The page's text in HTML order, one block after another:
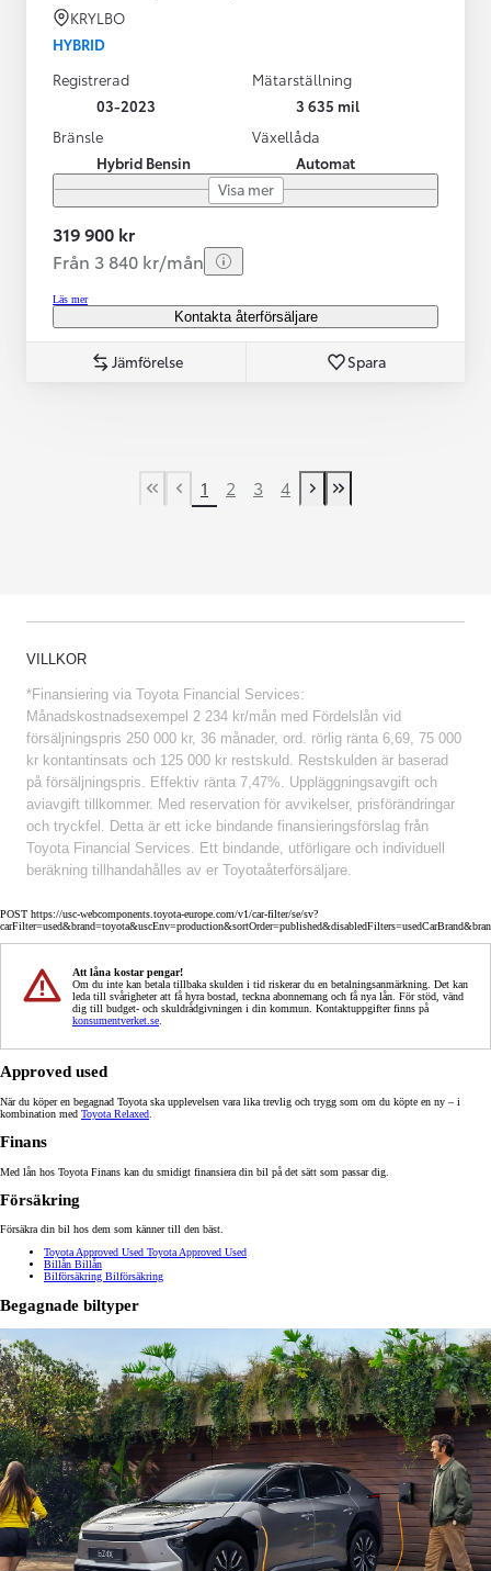
KRYLBO
HYBRID
Registrerad
03-2023
Mätarställning
3 635 mil
Bränsle
Hybrid Bensin
Växellåda
Automat
Visa mer
319 900 kr
Från 3 840 kr/mån
Läs mer
Kontakta återförsäljare
Jämförelse Spara
First Page
Previous page
1 2 3 4
Next page
Last Page
VILLKOR
*Finansiering via Toyota Financial Services:
Månadskostnadsexempel 2 234 kr/mån med Fördelslån vid
försäljningspris 250 000 kr, 36 månader, ord. rörlig ränta 6,69, 75 000
kr kontantinsats och 125 000 kr restskuld. Restskulden är baserad
på försäljningspris. Effektiv ränta 7,47%. Uppläggningsavgift och
aviavgift tillkommer. Med reservation för avvikelser, prisförändringar
och tryckfel. Detta är ett icke bindande finansieringsförslag från
Toyota Financial Services. Ett bindande, utförligare och individuell
beräkning tillhandahålles av er Toyotaåterförsäljare.
POST https://usc-webcomponents.toyota-europe.com/v1/car-filter/se/sv?
Att låna kostar pengar!
Om du inte kan betala tillbaka skulden i tid riskerar du en betalningsanmärkning. Det kan
leda till svårigheter att få hyra bostad, teckna abonnemang och få nya lån. För stöd, vänd
dig till budget- och skuldrådgivningen i din kommun. Kontaktuppgifter finns på
konsumentverket.se
Approved used
När du köper en begagnad Toyota ska upplevelsen vara lika trevlig och trygg som om du köpte en ny – i
kombination med Toyota Relaxed
Finans
Med lån hos Toyota Finans kan du smidigt finansiera din bil på det sätt som passar dig.
Försäkring
Försäkra din bil hos dem som känner till den bäst.
Toyota Approved Used Toyota Approved Used
Billån Billån
Bilförsäkring Bilförsäkring
Begagnade biltyper